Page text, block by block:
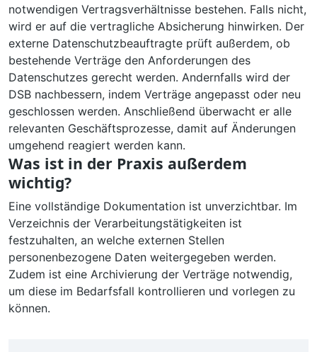
notwendigen Vertragsverhältnisse bestehen. Falls nicht,
wird er auf die vertragliche Absicherung hinwirken. Der
externe Datenschutzbeauftragte prüft außerdem, ob
bestehende Verträge den Anforderungen des
Datenschutzes gerecht werden. Andernfalls wird der
DSB nachbessern, indem Verträge angepasst oder neu
geschlossen werden. Anschließend überwacht er alle
relevanten Geschäftsprozesse, damit auf Änderungen
umgehend reagiert werden kann.
Was ist in der Praxis außerdem
wichtig?
Eine vollständige Dokumentation ist unverzichtbar. Im
Verzeichnis der Verarbeitungstätigkeiten ist
festzuhalten, an welche externen Stellen
personenbezogene Daten weitergegeben werden.
Zudem ist eine Archivierung der Verträge notwendig,
um diese im Bedarfsfall kontrollieren und vorlegen zu
können.